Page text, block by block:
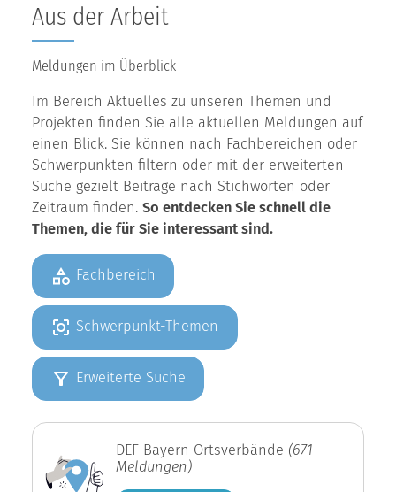
Aus der Arbeit
Meldungen im Überblick
Im Bereich Aktuelles zu unseren Themen und
Projekten finden Sie alle aktuellen Meldungen auf
einen Blick. Sie können nach Fachbereichen oder
Schwerpunkten filtern oder mit der erweiterten
Suche gezielt Beiträge nach Stichworten oder
Zeitraum finden. So entdecken Sie schnell die
Themen, die für Sie interessant sind.
Fachbereich
Schwerpunkt-Themen
Erweiterte Suche
DEF Bayern Ortsverbände (671
Meldungen)